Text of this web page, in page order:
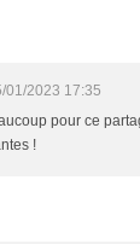
01/2023 17:35
pour ce
!